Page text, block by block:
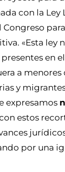
con la Ley
«Esta ley
en
a menores
y
expresamos
estos
por una